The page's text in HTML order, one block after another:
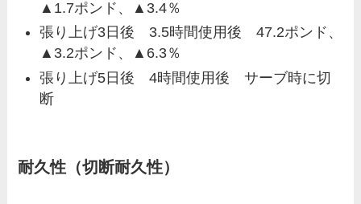
▲1.7ポンド、▲3.4％
張り上げ3日後 3.5時間使用後 47.2ポンド、
▲3.2ポンド、▲6.3％
張り上げ5日後 4時間使用後 サーブ時に切
断
耐久性（切断耐久性）